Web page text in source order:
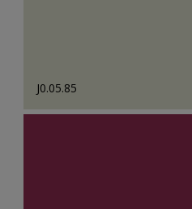
J0.05.85